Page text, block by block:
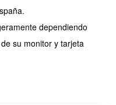
dependiendo
su monitor y tarjeta